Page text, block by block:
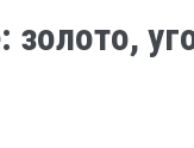
золото,